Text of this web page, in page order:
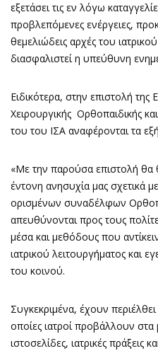
εξετάσει τις εν λόγω
προβλεπόμενες ενέργειες,
θεμελιώδεις αρχές του
διασφαλιστεί η υπεύθυνη
Ειδικότερα, στην επιστολή της
Χειρουργικής Ορθοπαιδικής
του του ΙΣΑ αναφέρονται τα
«Με την παρούσα επιστολή θα
έντονη ανησυχία μας σχετικά
ορισμένων συναδέλφων
απευθύνονται προς τους
μέσα και μεθόδους που
ιατρικού λειτουργήματος και
του κοινού.
Συγκεκριμένα, έχουν
οποίες ιατροί προβάλλουν
ιστοσελίδες, ιατρικές πράξεις